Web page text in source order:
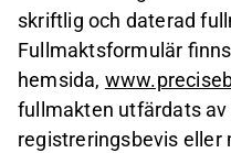
skriftlig och daterad
Fullmaktsformulär
hemsida,
fullmakten utfärdats av
registreringsbevis eller